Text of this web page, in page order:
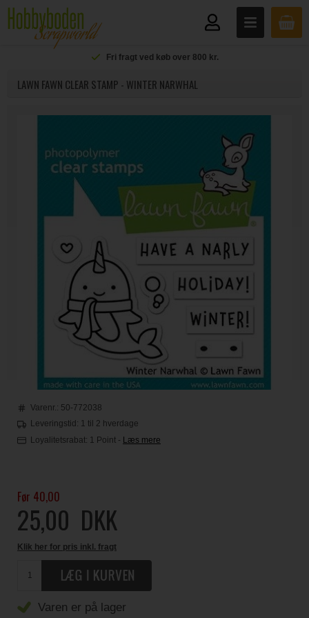
Fri fragt ved køb over 800 kr.
LAWN FAWN CLEAR STAMP - WINTER NARWHAL
Varenr.: 50-772038
Leveringstid: 1 til 2 hverdage
Loyalitetsrabat: 1 Point - Læs mere
Før 40,00
25,00 DKK
Klik her for pris inkl. fragt
Varen er på lager